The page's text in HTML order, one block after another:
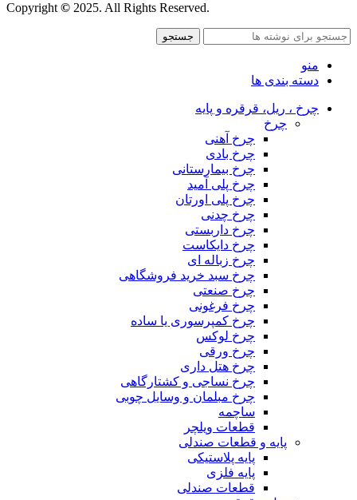
Copyright© 2025. All Rights Reserved.
جستجو
منو
دسته بندی ها
چرخ ، ریل، قرقره و پایه
چرخ
چرخ آهنی
چرخ بادی
چرخ بیمارستانی
چرخ پلی آمید
چرخ پلی اورتان
چرخ چدنی
چرخ داربستی
چرخ دایکاست
چرخ زباله ای
چرخ سبد خرید فروشگاهی
چرخ صنعتی
چرخ فرغونی
چرخ کمپرسوری یا ساده
چرخ لوکس
چرخ ورقی
چرخ هتل داری
چرخ نساجی و کشتارگاهی
چرخ مبلمان و وسایل چوبی
ساچمه
قطعات ویلچر
پایه و قطعات صندلی
پایه پلاستیکی
پایه فلزی
قطعات صندلی